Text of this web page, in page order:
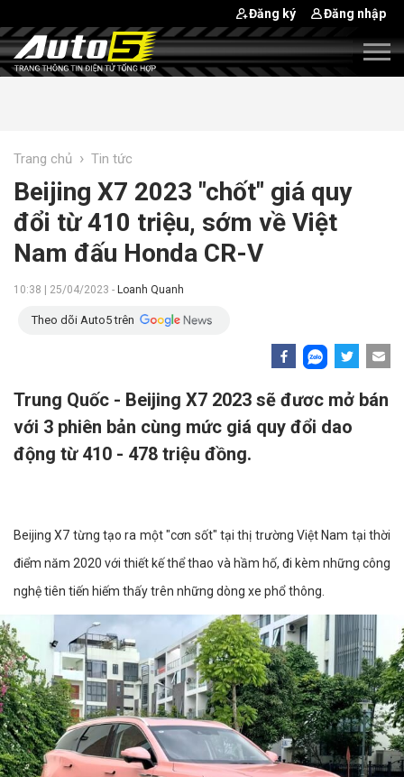
Đăng ký Đăng nhập
Trang chủ › Tin tức
Beijing X7 2023 "chốt" giá quy
đổi từ 410 triệu, sớm về Việt
Nam đấu Honda CR-V
10:38 | 25/04/2023 - Loanh Quanh
Theo dõi Auto5 trên
Trung Quốc - Beijing X7 2023 sẽ đươc mở bán
với 3 phiên bản cùng mức giá quy đổi dao
động từ 410 - 478 triệu đồng.
Beijing X7 từng tạo ra một "cơn sốt" tại thị trường Việt Nam tại thời
điểm năm 2020 với thiết kế thể thao và hầm hố, đi kèm những công
nghệ tiên tiến hiếm thấy trên những dòng xe phổ thông.